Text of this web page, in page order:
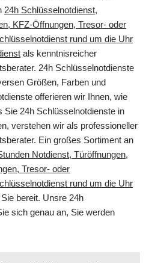
24h Schlüsselnotdienst,
KFZ-Öffnungen, Tresor- oder
rund um die Uhr
als kenntnisreicher
24h Schlüsselnotdienste
Größen, Farben und
offerieren wir Ihnen, wie
24h Schlüsselnotdienste in
verstehen wir als professioneller
Ein großes Sortiment an
Notdienst, Türöffnungen,
Tresor- oder
rund um die Uhr
bereit. Unsre 24h
sich genau an, Sie werden